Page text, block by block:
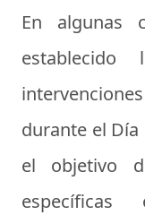
En algunas
durante el
el objetivo